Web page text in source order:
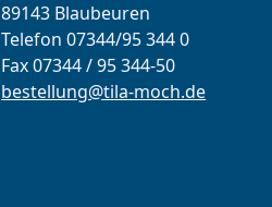
89143 Blaubeuren
Telefon 07344/95 344 0
Fax 07344 / 95 344-50
bestellung@tila-moch.de